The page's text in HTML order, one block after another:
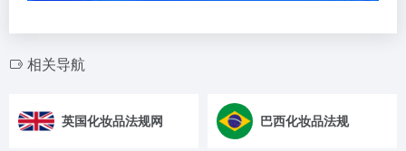
相关导航
英国化妆品法规网 巴西化妆品法规